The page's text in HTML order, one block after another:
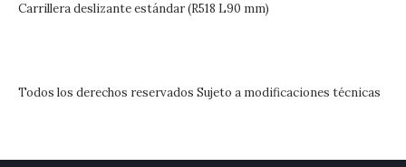
Carrillera deslizante estándar (R518 L90 mm)
Todos los derechos reservados Sujeto a modificaciones técnicas